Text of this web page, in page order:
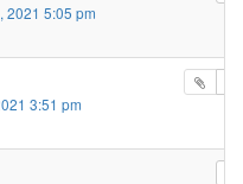
2021 5:05 pm
3:51 pm